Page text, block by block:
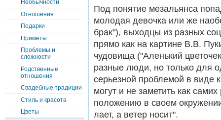
Необычности
Отношения
Подарки
Приметы
Проблемы и
сложности
Родственные
отношения
Свадебные традиции
Стиль и красота
Цветы
Под понятие мезальянса
молодая девочка или же
брак"), выходцы из разных
прямо как на картине В.В.
чудовища ("Аленький
разные люди, но только для
серьезной проблемой в виде
могут и не заметить как
положению в своем
лает, а ветер носит".